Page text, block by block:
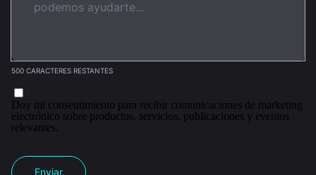
500 CARACTERES RESTANTES
Doy mi consentimiento para recibir comunicaciones de marketing
electrónico sobre productos, servicios, publicaciones y eventos
relevantes.
Enviar